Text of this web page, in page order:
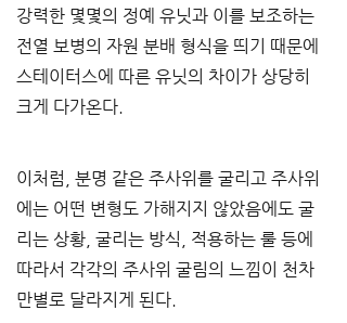
강력한 몇몇의 정예 유닛과 이를 보조하는
전열 보병의 자원 분배 형식을 띄기 때문에
스테이터스에 따른 유닛의 차이가 상당히
크게 다가온다.
이처럼 분명 같은 주사위를 굴리고 주사위
에는 어떤 변형도 가해지지 않았음에도 굴
리는 상황 굴리는 방식
적용하는 룰 등에
따라서 각각의 주사위 굴림의 느낌이 천차
만별로 달라지게 된다.